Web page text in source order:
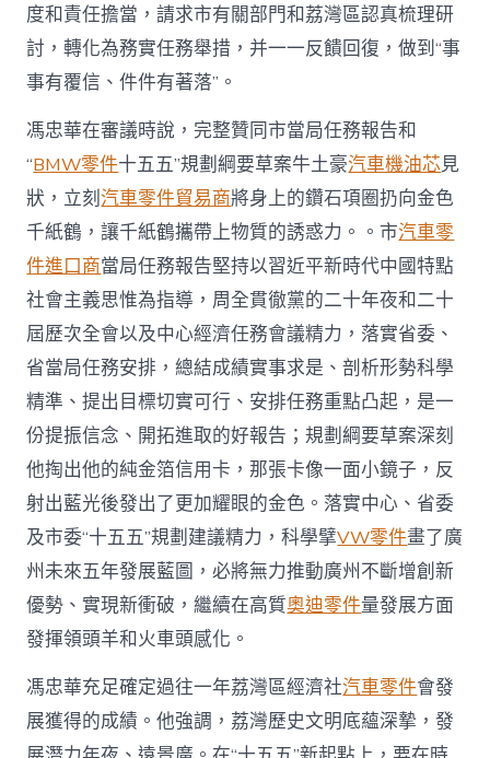
度和責任擔當，請求市有關部門和荔灣區認真梳理研
討，轉化為務實任務舉措，并一一反饋回復，做到“事
事有覆信、件件有著落”。
馮忠華在審議時說，完整贊同市當局任務報告和
“BMW零件十五五”規劃綱要草案牛土豪汽車機油芯見
狀，立刻汽車零件貿易商將身上的鑽石項圈扔向金色
千紙鶴，讓千紙鶴攜帶上物質的誘惑力。。市汽車零
件進口商當局任務報告堅持以習近平新時代中國特點
社會主義思惟為指導，周全貫徹黨的二十年夜和二十
屆歷次全會以及中心經濟任務會議精力，落實省委、
省當局任務安排，總結成績實事求是、剖析形勢科學
精準、提出目標切實可行、安排任務重點凸起，是一
份提振信念、開拓進取的好報告；規劃綱要草案深刻
他掏出他的純金箔信用卡，那張卡像一面小鏡子，反
射出藍光後發出了更加耀眼的金色。落實中心、省委
及市委“十五五”規劃建議精力，科學擘VW零件畫了廣
州未來五年發展藍圖，必將無力推動廣州不斷增創新
優勢、實現新衝破，繼續在高質奧迪零件量發展方面
發揮領頭羊和火車頭感化。
馮忠華充足確定過往一年荔灣區經濟社汽車零件會發
展獲得的成績。他強調，荔灣歷史文明底蘊深摯，發